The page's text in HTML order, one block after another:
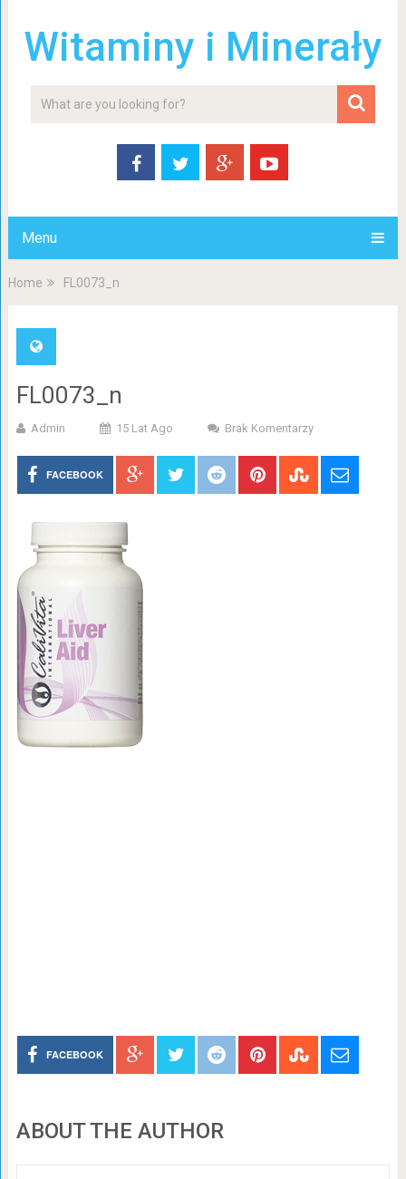
Witaminy i Minerały
Menu
Home FL0073_n
FL0073_n
Admin 15 Lat Ago Brak Komentarzy
FACEBOOK
FACEBOOK
ABOUT THE AUTHOR